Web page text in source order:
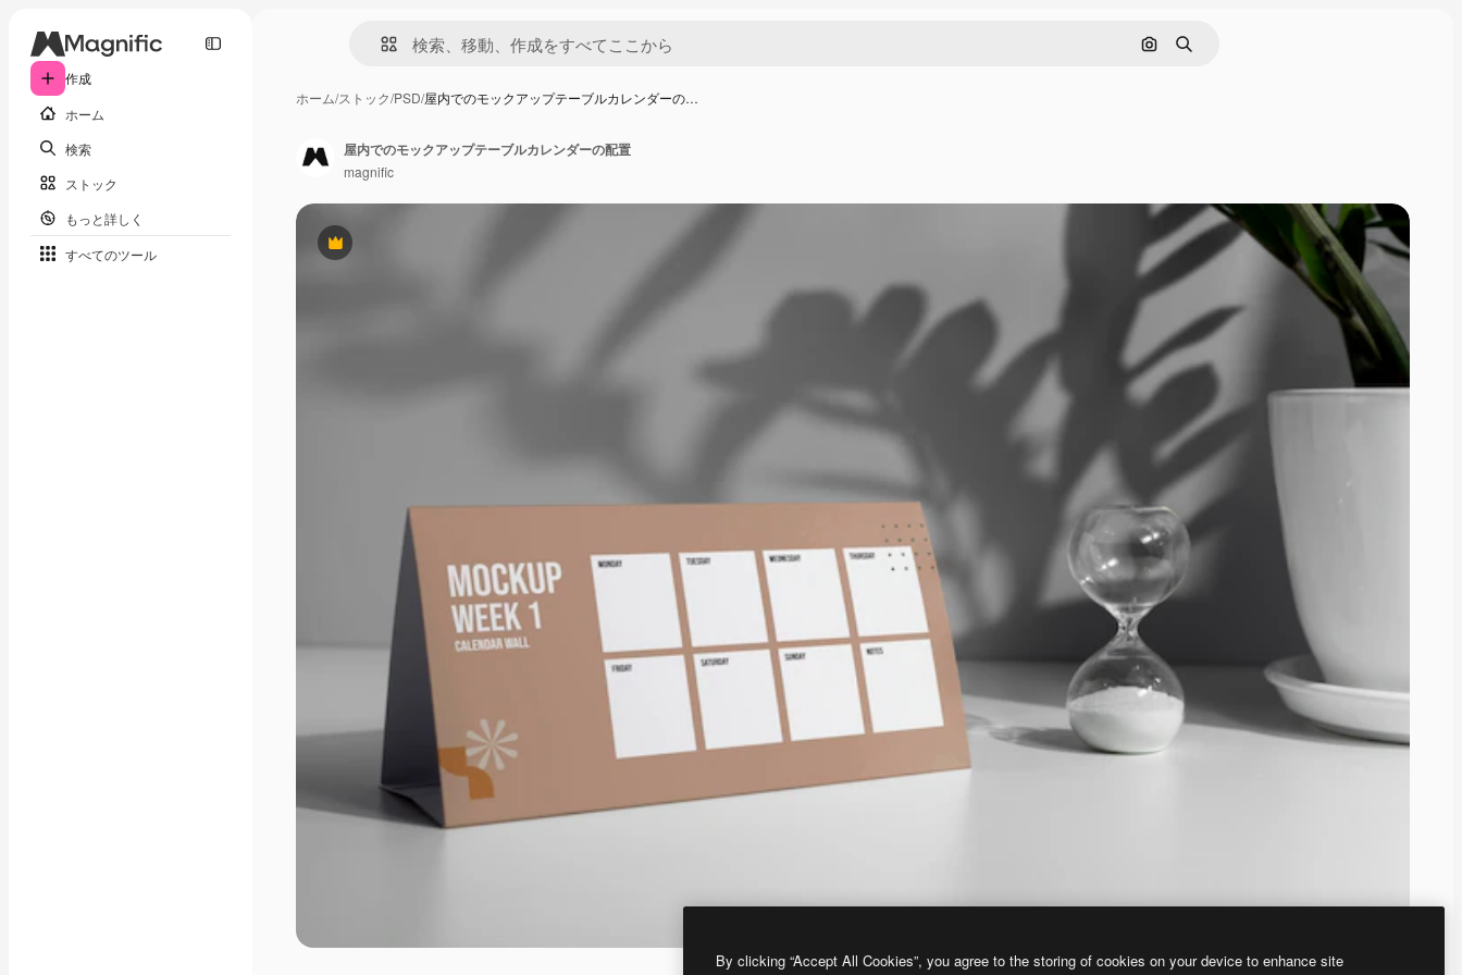
作成
ホーム
検索
ストック
もっと詳しく
すべてのツール
画像で検索
検索
ホーム/ストック/PSD/屋内でのモックアップテーブルカレンダーの…
Premium
屋内でのモックアップテーブルカレンダーの配置
magnific
By clicking “Accept All Cookies”, you agree to the storing of cookies on your device to enhance site